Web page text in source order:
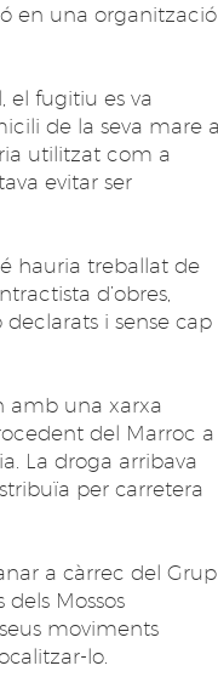
en una organització
el fugitiu es va
de la seva mare
utilitzat com a
evitar ser
hauria treballat de
d’obres,
i sense cap
amb una xarxa
del Marroc a
La droga arribava
per carretera
a càrrec del Grup
Mossos
moviments
lo.